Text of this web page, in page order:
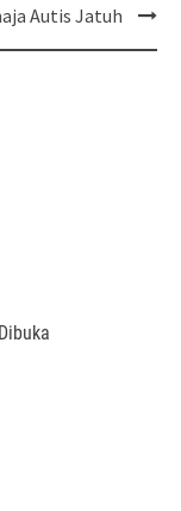
Autis Jatuh